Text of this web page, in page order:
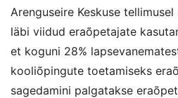
Arenguseire Keskuse
läbi viidud eraõpetajate
et koguni 28%
kooliõpingute toetamiseks
sagedamini palgatakse